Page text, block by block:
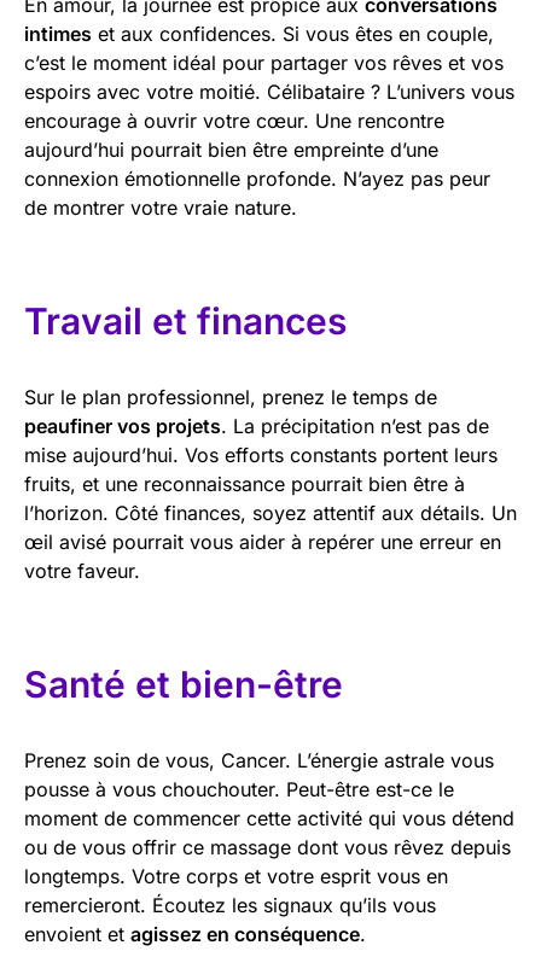
En amour, la journée est propice aux conversations
intimes et aux confidences. Si vous êtes en couple,
c’est le moment idéal pour partager vos rêves et vos
espoirs avec votre moitié. Célibataire ? L’univers vous
encourage à ouvrir votre cœur. Une rencontre
aujourd’hui pourrait bien être empreinte d’une
connexion émotionnelle profonde. N’ayez pas peur
de montrer votre vraie nature.
Travail et finances
Sur le plan professionnel, prenez le temps de
peaufiner vos projets. La précipitation n’est pas de
mise aujourd’hui. Vos efforts constants portent leurs
fruits, et une reconnaissance pourrait bien être à
l’horizon. Côté finances, soyez attentif aux détails. Un
œil avisé pourrait vous aider à repérer une erreur en
votre faveur.
Santé et bien-être
Prenez soin de vous, Cancer. L’énergie astrale vous
pousse à vous chouchouter. Peut-être est-ce le
moment de commencer cette activité qui vous détend
ou de vous offrir ce massage dont vous rêvez depuis
longtemps. Votre corps et votre esprit vous en
remercieront. Écoutez les signaux qu’ils vous
envoient et agissez en conséquence.